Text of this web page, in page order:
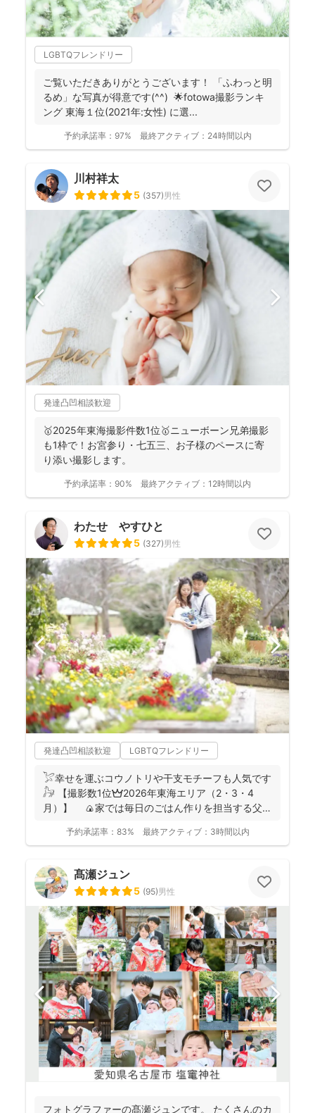
LGBTQフレンドリー
ご覧いただきありがとうございます！ 「ふわっと明
るめ」な写真が得意です(^^) 🌟fotowa撮影ランキ
ング 東海１位(2021年:女性) に選...
予約承諾率： 97% 最終アクティブ： 24時間以内
川村祥太
5 (357)男性
発達凸凹相談歓迎
🥇2025年東海撮影件数1位🥇ニューボーン兄弟撮影
も1枠で！お宮参り・七五三、お子様のペースに寄
り添い撮影します。
予約承諾率： 90% 最終アクティブ： 12時間以内
わたせ やすひと
5 (327)男性
発達凸凹相談歓迎 LGBTQフレンドリー
𓅯幸せを運ぶコウノトリや干支モチーフも人気です
𓃗 【撮影数1位👑2026年東海エリア（2・3・4
月）】 🍙家では毎日のごはん作りを担当する父で
予約承諾率： 83% 最終アクティブ： 3時間以内
髙瀬ジュン
5 (95)男性
フォトグラファーの髙瀬ジュンです。 たくさんのカ